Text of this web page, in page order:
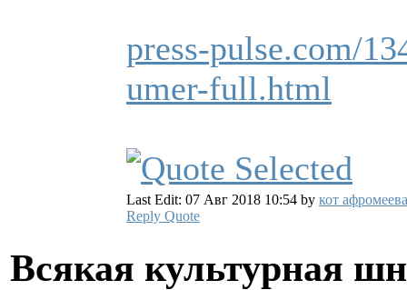
press-pulse.com/
umer-full.html
Last Edit: 07 Авг 2018 10:54 by кот афромеева
Reply Quote
Всякая культурная